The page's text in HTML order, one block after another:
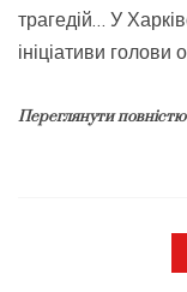
трагедій… У
ініціативи голови
Переглянути повністю